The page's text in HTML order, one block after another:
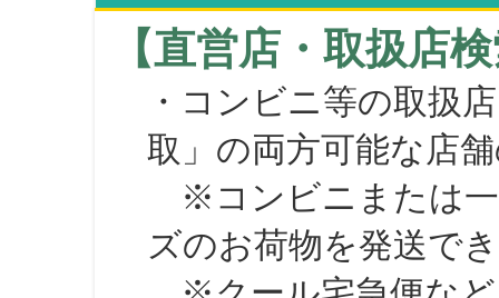
【直営店・取扱店
・コンビニ等の取扱
取」の両方可能な店
※コンビニまたは一
ズのお荷物を発送で